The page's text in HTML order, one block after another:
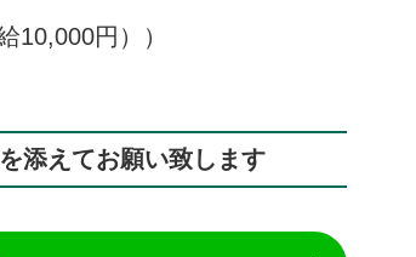
10,000円））
添えてお願い致します